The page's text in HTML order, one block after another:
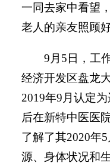
一同去家中看望
老人的亲友照顾
9 月 5日，工
经济开发区盘龙
2019年9 月认定
后在新特中医医
了解了其2020年5
源、身体状况和